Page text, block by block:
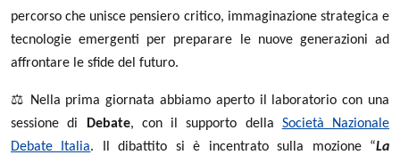
percorso che unisce pensiero critico, immaginazione strategica e
tecnologie emergenti per preparare le nuove generazioni ad
affrontare le sfide del futuro.
⚖️
Nella prima giornata abbiamo aperto il laboratorio con una
sessione di
Debate, con il supporto della Società Nazionale
Debate Italia. Il dibattito si è incentrato sulla mozione “La